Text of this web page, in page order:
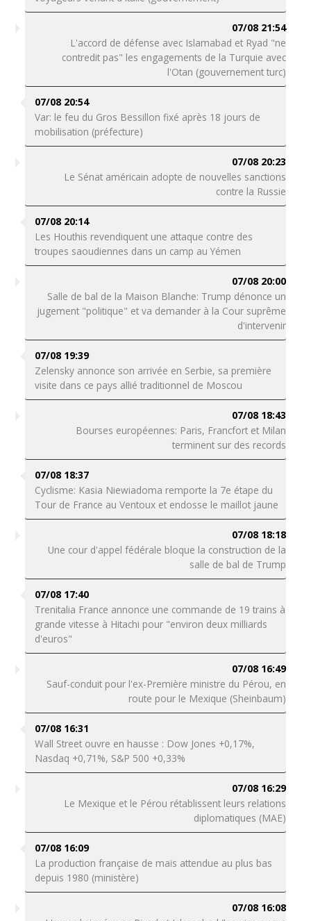
07/08 21:54
L'accord de défense avec Islamabad et Ryad "ne
contredit pas" les engagements de la Turquie avec
l'Otan (gouvernement turc)
07/08 20:54
Var: le feu du Gros Bessillon fixé après 18 jours de
mobilisation (préfecture)
07/08 20:23
Le Sénat américain adopte de nouvelles sanctions
contre la Russie
07/08 20:14
Les Houthis revendiquent une attaque contre des
troupes saoudiennes dans un camp au Yémen
07/08 20:00
Salle de bal de la Maison Blanche: Trump dénonce un
jugement "politique" et va demander à la Cour suprême
d'intervenir
07/08 19:39
Zelensky annonce son arrivée en Serbie, sa première
visite dans ce pays allié traditionnel de Moscou
07/08 18:43
Bourses européennes: Paris, Francfort et Milan
terminent sur des records
07/08 18:37
Cyclisme: Kasia Niewiadoma remporte la 7e étape du
Tour de France au Ventoux et endosse le maillot jaune
07/08 18:18
Une cour d'appel fédérale bloque la construction de la
salle de bal de Trump
07/08 17:40
Trenitalia France annonce une commande de 19 trains à
grande vitesse à Hitachi pour "environ deux milliards
d'euros"
07/08 16:49
Sauf-conduit pour l'ex-Première ministre du Pérou, en
route pour le Mexique (Sheinbaum)
07/08 16:31
Wall Street ouvre en hausse : Dow Jones +0,17%,
Nasdaq +0,71%, S&P 500 +0,33%
07/08 16:29
Le Mexique et le Pérou rétablissent leurs relations
diplomatiques (MAE)
07/08 16:09
La production française de maïs attendue au plus bas
depuis 1980 (ministère)
07/08 16:08